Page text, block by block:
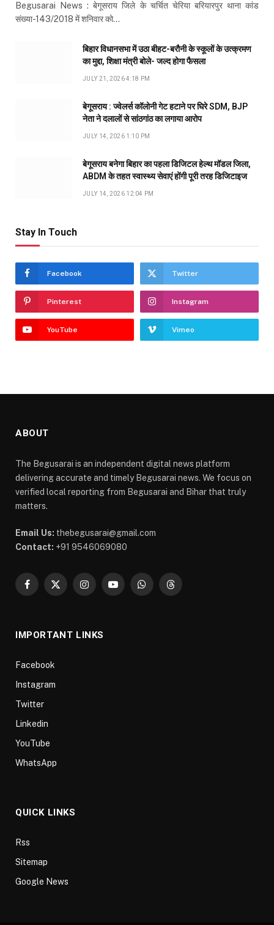
Begusarai News : बेगूसराय जिले के चर्चित चेरिया बरियारपुर थाना कांड
संख्या-143/2018 में शनिवार को…
बिहार विधानसभा में उठा बीहट-बरौनी के स्कूलों के उत्क्रमण
का मुद्दा, शिक्षा मंत्री बोले- जल्द होगा फैसला
JULY 21, 2026 4:18 PM
बेगूसराय : ज्वेलर्स कॉलोनी गेट हटाने पर घिरे SDM, BJP
नेता ने दलालों से सांठगांठ का लगाया आरोप
JULY 14, 2026 1:10 PM
बेगूसराय बनेगा बिहार का पहला डिजिटल हेल्थ मॉडल जिला,
ABDM के तहत स्वास्थ्य सेवाएं होंगी पूरी तरह डिजिटाइज
JULY 14, 2026 12:04 PM
Stay In Touch
Facebook Twitter
Pinterest Instagram
YouTube Vimeo
ABOUT
The Begusarai is an independent digital news platform
delivering accurate and timely Begusarai news. We focus on
verified local reporting from Begusarai and Bihar that truly
matters.
Email Us: thebegusarai@gmail.com
Contact: +91 9546069080
Facebook
X
InstagramYouTubeWhatsAppThreads
IMPORTANT LINKS
Facebook
Instagram
Twitter
Linkedin
YouTube
WhatsApp
QUICK LINKS
Rss
Sitemap
Google News